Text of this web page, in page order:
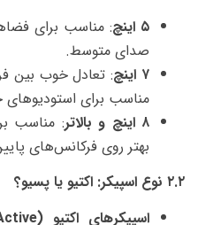
۵ اینچ
: مناسب برای
صدای متوسط.
۷ اینچ
: تعادل خوب بین
مناسب برای استودیوهای
۸ اینچ و بالاتر
: مناسب
بهتر روی فرکانس‌های
۲.۲ نوع اسپیکر: اکتیو یا پسیو؟
اسپیکرهای اکتیو (Active):